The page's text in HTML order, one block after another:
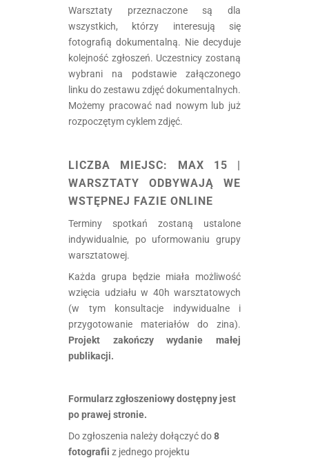
Warsztaty przeznaczone są dla
wszystkich, którzy interesują się
fotografią dokumentalną. Nie decyduje
kolejność zgłoszeń. Uczestnicy zostaną
wybrani na podstawie załączonego
linku do zestawu zdjęć dokumentalnych.
Możemy pracować nad nowym lub już
rozpoczętym cyklem zdjęć.
LICZBA MIEJSC:
MAX 15 |
WARSZTATY ODBYWAJĄ WE
WSTĘPNEJ FAZIE ONLINE
Terminy spotkań zostaną ustalone
indywidualnie, po uformowaniu grupy
warsztatowej.
Każda grupa będzie miała możliwość
wzięcia udziału w 40h warsztatowych
(w tym konsultacje indywidualne i
przygotowanie materiałów do zina).
Projekt zakończy wydanie małej
publikacji.
Formularz zgłoszeniowy dostępny jest
po prawej stronie.
Do zgłoszenia należy dołączyć do8
fotografii z jednego projektu